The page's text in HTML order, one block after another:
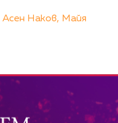
Асен Наков, Майя